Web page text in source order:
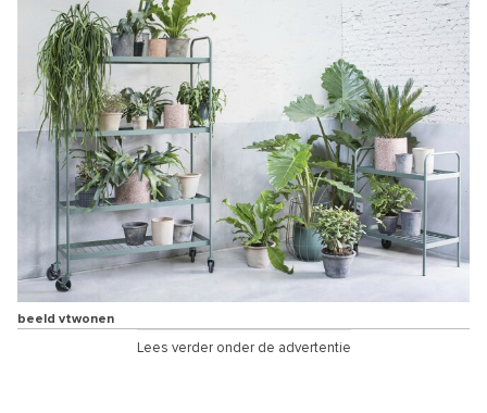
beeld vtwonen
Lees verder onder de advertentie